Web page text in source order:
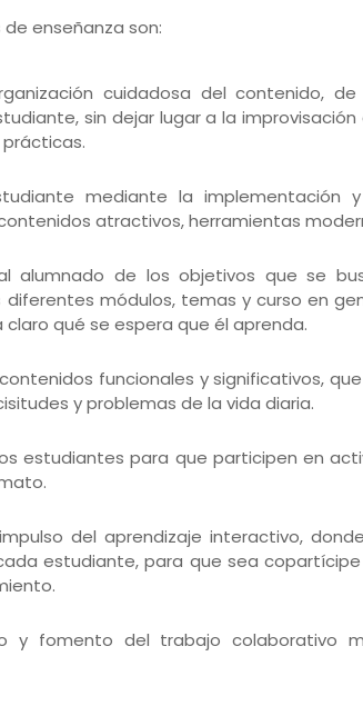
enseñanza son:
cuidadosa del contenido,
sin dejar lugar a la
mediante la implementación
atractivos, herramientas
alumnado de los objetivos que se
diferentes módulos, temas y curso en
qué se espera que él aprenda.
funcionales y significativos,
y problemas de la vida diaria.
estudiantes para que participen en
del aprendizaje interactivo,
estudiante, para que sea
y fomento del trabajo colaborativo